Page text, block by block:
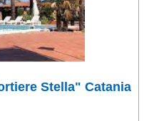
Stella" Catania